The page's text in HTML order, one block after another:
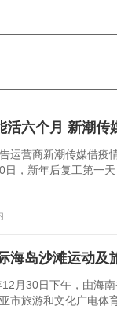
活六个月 新潮传
新潮传媒借疫情
新年后复工第一天
海岛沙滩运动及
日下午，由海南省
市旅游和文化广电体